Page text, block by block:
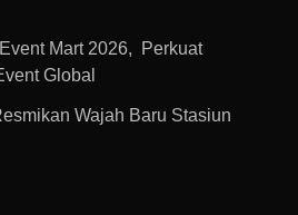
Mart 2026, Perkuat
Global
Wajah Baru Stasiun